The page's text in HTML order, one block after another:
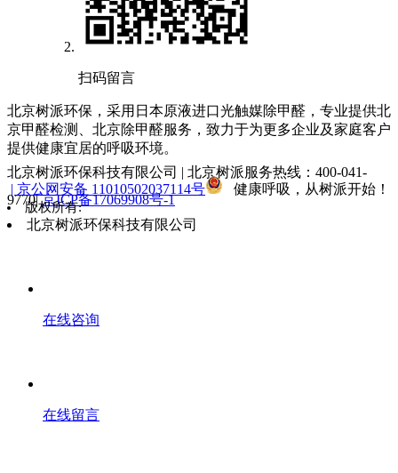
扫码留言
北京树派环保，采用日本原液进口光触媒除甲醛，专业提供北
京甲醛检测、北京除甲醛服务，致力于为更多企业及家庭客户
提供健康宜居的呼吸环境。
北京树派环保科技有限公司 | 北京树派服务热线：400-041-
9770|京ICP备17069908号-1
| 京公网安备 11010502037114号 健康呼吸，从树派开始！
版权所有:
北京树派环保科技有限公司
在线咨询
在线留言